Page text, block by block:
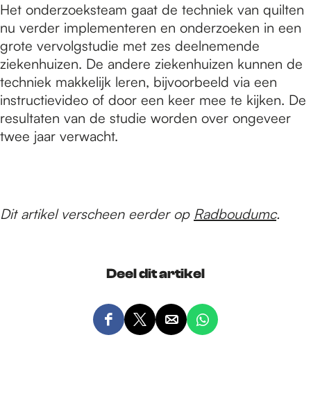
Het onderzoeksteam gaat de techniek van quilten
nu verder implementeren en onderzoeken in een
grote vervolgstudie met zes deelnemende
ziekenhuizen. De andere ziekenhuizen kunnen de
techniek makkelijk leren, bijvoorbeeld via een
instructievideo of door een keer mee te kijken. De
resultaten van de studie worden over ongeveer
twee jaar verwacht.
Dit artikel verscheen eerder op Radboudumc.
Deel dit artikel
D
D
D
D